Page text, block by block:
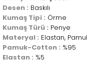
Desen : Baskılı
Kumaş Tipi : Örme
Kumaş Türü : Penye
Materyal : Elastan,
Pamuk-Cotton : %95
Elastan : %5